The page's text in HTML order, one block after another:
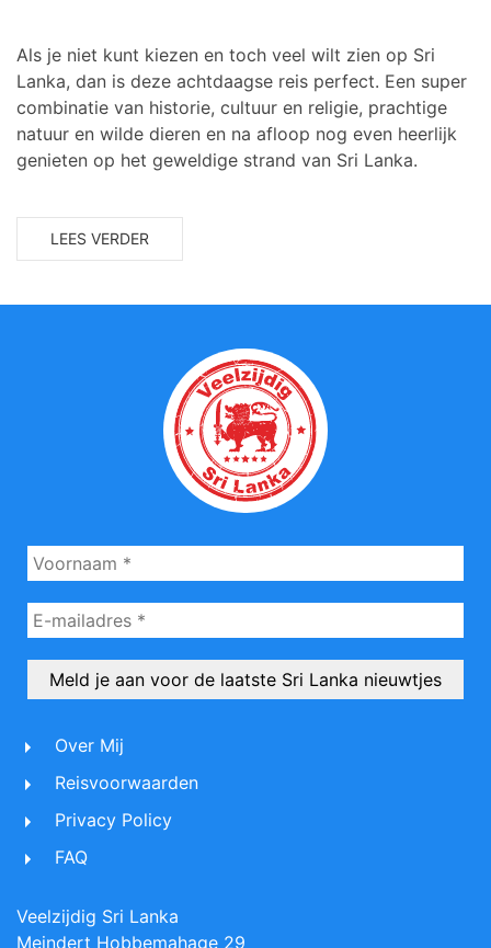
Als je niet kunt kiezen en toch veel wilt zien op Sri
Lanka, dan is deze achtdaagse reis perfect. Een super
combinatie van historie, cultuur en religie, prachtige
natuur en wilde dieren en na afloop nog even heerlijk
genieten op het geweldige strand van Sri Lanka.
LEES VERDER
Over Mij
Reisvoorwaarden
Privacy Policy
FAQ
Veelzijdig Sri Lanka
Meindert Hobbemahage 29